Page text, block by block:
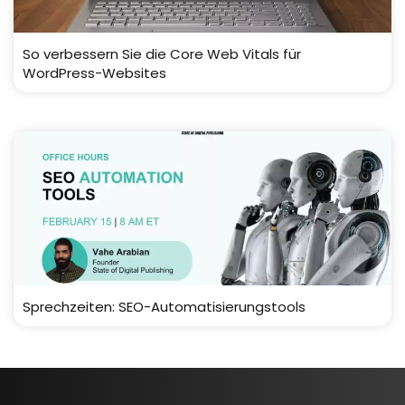
So verbessern Sie die Core Web Vitals für
WordPress-Websites
Sprechzeiten: SEO-Automatisierungstools